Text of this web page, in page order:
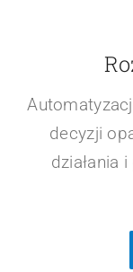
decyzji
działania